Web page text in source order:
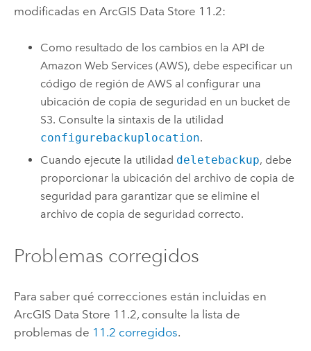
modificadas en ArcGIS Data Store 11.2:
Como resultado de los cambios en la API de
Amazon Web Services (AWS), debe especificar un
código de región deAWS al configurar una
ubicación de copia de seguridad en un bucket de
S3. Consulte la sintaxis de la utilidad
configurebackuplocation.
Cuando ejecute la utilidad deletebackup, debe
proporcionar la ubicación del archivo de copia de
seguridad para garantizar que se elimine el
archivo de copia de seguridad correcto.
Problemas corregidos
Para saber qué correcciones están incluidas en
ArcGIS Data Store 11.2, consulte la lista de
problemas de 11.2 corregidos.